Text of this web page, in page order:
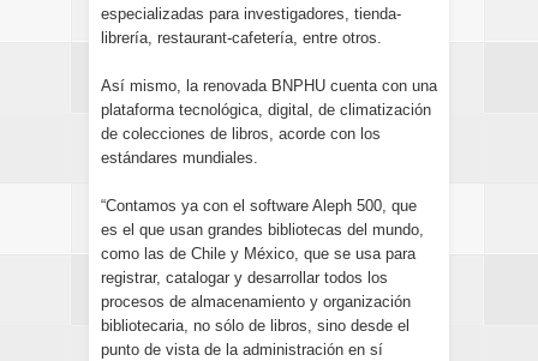
especializadas para investigadores, tienda-
librería, restaurant-cafetería, entre otros.
Así mismo, la renovada BNPHU cuenta con una
plataforma tecnológica, digital, de climatización
de colecciones de libros, acorde con los
estándares mundiales.
“Contamos ya con el software Aleph 500, que
es el que usan grandes bibliotecas del mundo,
como las de Chile y México, que se usa para
registrar, catalogar y desarrollar todos los
procesos de almacenamiento y organización
bibliotecaria, no sólo de libros, sino desde el
punto de vista de la administración en sí